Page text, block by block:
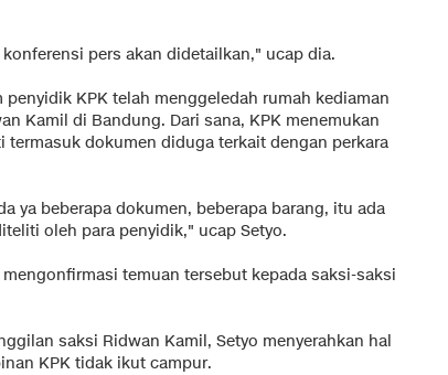
pers akan didetailkan," ucap dia.
penyidik KPK telah menggeledah rumah kediaman
Kamil di Bandung. Dari sana, KPK menemukan
dokumen diduga terkait dengan perkara
ya beberapa dokumen, beberapa barang, itu ada
oleh para penyidik," ucap Setyo.
temuan tersebut kepada saksi-saksi
saksi Ridwan Kamil, Setyo menyerahkan hal
KPK tidak ikut campur.